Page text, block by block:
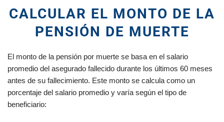
CALCULAR EL MONTO DE LA
PENSIÓN DE MUERTE
El monto de la pensión por muerte se basa en el salario
promedio del asegurado fallecido durante los últimos 60 meses
antes de su fallecimiento. Este monto se calcula como un
porcentaje del salario promedio y varía según el tipo de
beneficiario: